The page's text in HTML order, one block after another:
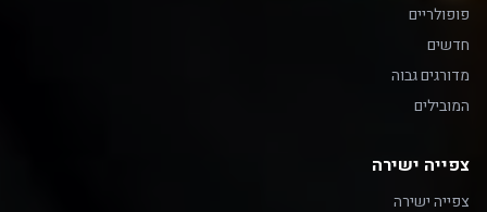
פופולריים
חדשים
מדורגים גבוה
המובילים
צפייה ישירה
צפייה ישירה